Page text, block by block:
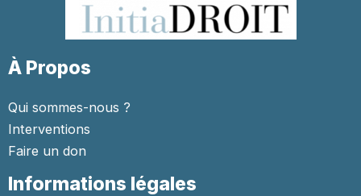
À Propos
Qui sommes-nous ?
Interventions
Faire un don
Informations légales